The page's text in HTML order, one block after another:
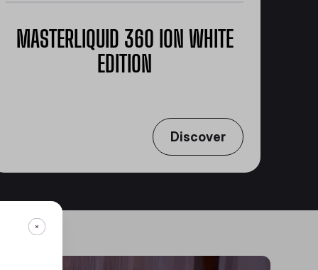
MASTERLIQUID 360 ION WHITE
EDITION
Discover